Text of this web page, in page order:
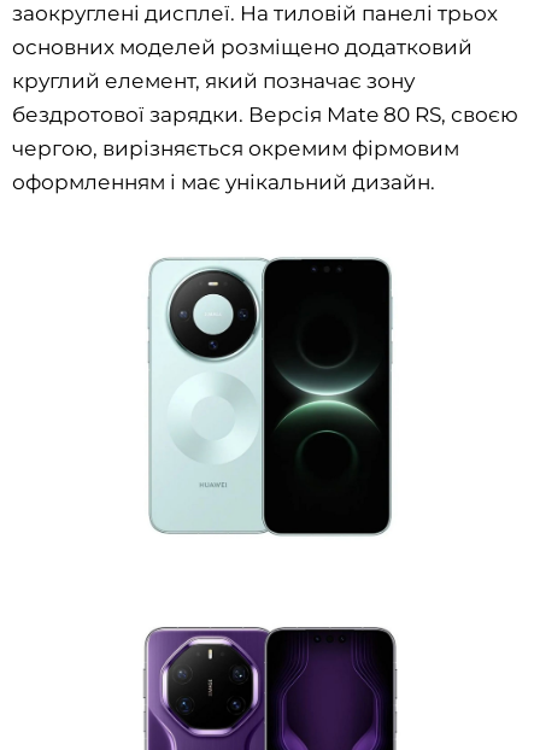
заокруглені дисплеї. На тиловій панелі трьох
основних моделей розміщено додатковий
круглий елемент, який позначає зону
бездротової зарядки. Версія Mate 80 RS, своєю
чергою, вирізняється окремим фірмовим
оформленням і має унікальний дизайн.